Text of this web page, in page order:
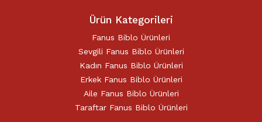
Ürün Kategorileri
Fanus Biblo Ürünleri
Sevgili Fanus Biblo Ürünleri
Kadın Fanus Biblo Ürünleri
Erkek Fanus Biblo Ürünleri
Aile Fanus Biblo Ürünleri
Taraftar Fanus Biblo Ürünleri